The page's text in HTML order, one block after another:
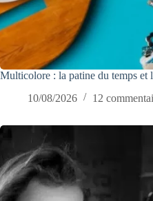
Multicolore : la patine du temps et
10/08/2026
12